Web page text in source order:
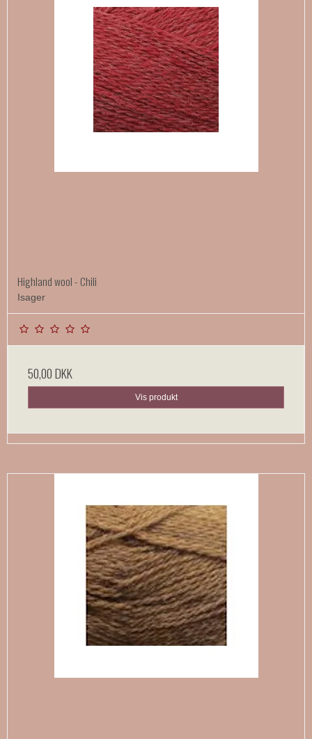
Highland wool - Chili
Isager
50,00 DKK
Vis produkt